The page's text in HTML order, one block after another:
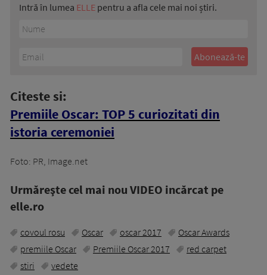
Intră în lumea ELLE pentru a afla cele mai noi știri.
Citeste si:
Premiile Oscar: TOP 5 curiozitati din
istoria ceremoniei
Foto: PR, Image.net
Urmăreşte cel mai nou VIDEO incărcat pe
elle.ro
covoul rosu Oscar oscar 2017
Oscar Awards
premiile Oscar
Premiile Oscar 2017
red carpet
stiri
vedete